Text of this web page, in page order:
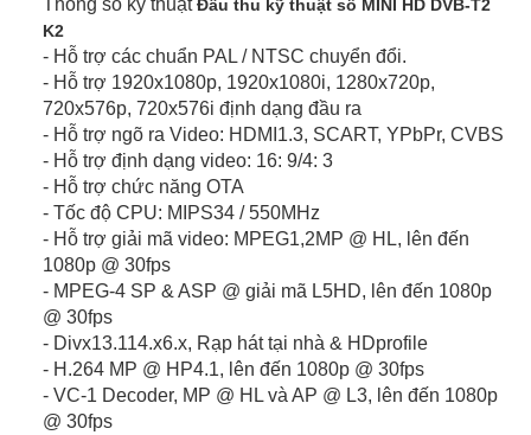
Thông số kỹ thuậtĐầu thu kỹ thuật số MINI HD DVB-T2
K2
- Hỗ trợ các chuẩn PAL / NTSC chuyển đổi.
- Hỗ trợ 1920x1080p, 1920x1080i, 1280x720p,
720x576p, 720x576i định dạng đầu ra
- Hỗ trợ ngõ ra Video: HDMI1.3, SCART, YPbPr, CVBS
- Hỗ trợ định dạng video: 16: 9/4: 3
- Hỗ trợ chức năng OTA
- Tốc độ CPU: MIPS34 / 550MHz
- Hỗ trợ giải mã video: MPEG1,2MP @ HL, lên đến
1080p @ 30fps
- MPEG-4 SP & ASP @ giải mã L5HD, lên đến 1080p
@ 30fps
- Divx13.114.x6.x, Rạp hát tại nhà & HDprofile
- H.264 MP @ HP4.1, lên đến 1080p @ 30fps
- VC-1 Decoder, MP @ HL và AP @ L3, lên đến 1080p
@ 30fps